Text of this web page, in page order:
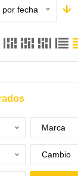
fecha
Marca
Cambio